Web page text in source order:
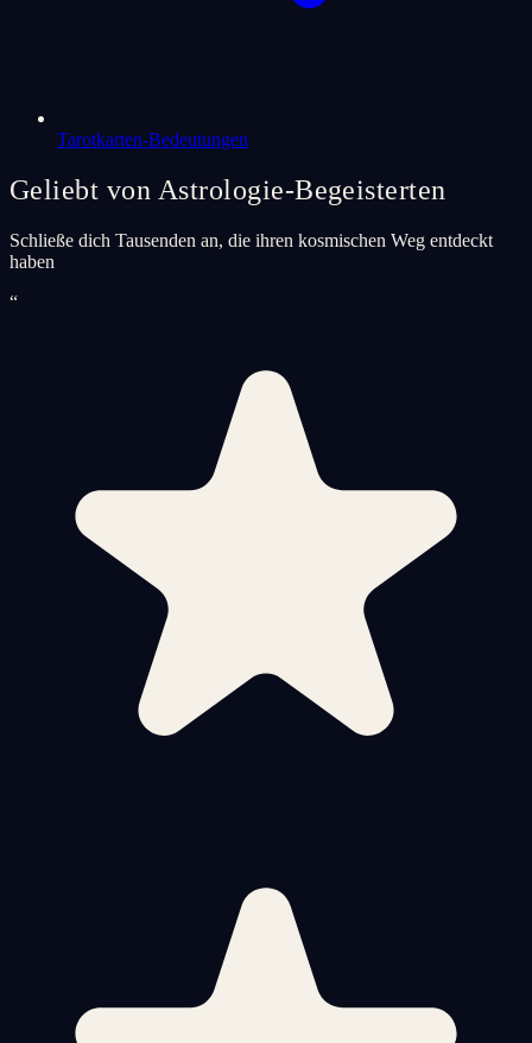
Tarotkarten-Bedeutungen
Geliebt von Astrologie-Begeisterten
Schließe dich Tausenden an, die ihren kosmischen Weg entdeckt
haben
“